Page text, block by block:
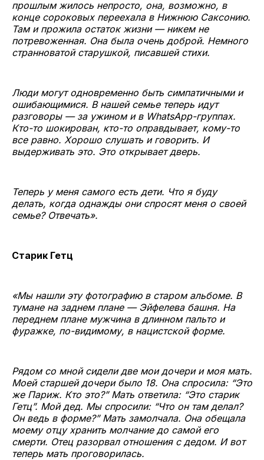
прошлым жилось непросто, она, возможно, в
конце сороковых переехала в Нижнюю Саксонию.
Там и прожила остаток жизни — никем не
потревоженная. Она была очень доброй. Немного
странноватой старушкой, писавшей стихи.
Люди могут одновременно быть симпатичными и
ошибающимися. В нашей семье теперь идут
разговоры — за ужином и в WhatsApp-группах.
Кто-то шокирован, кто-то оправдывает, кому-то
все равно. Хорошо слушать и говорить. И
выдерживать это. Это открывает дверь.
Теперь у меня самого есть дети. Что я буду
делать, когда однажды они спросят меня о своей
семье? Отвечать».
Старик Гетц
«Мы нашли эту фотографию в старом альбоме. В
тумане на заднем плане — Эйфелева башня. На
переднем плане мужчина в длинном пальто и
фуражке, по-видимому, в нацистской форме.
Рядом со мной сидели две мои дочери и моя мать.
Моей старшей дочери было 18. Она спросила: “Это
же Париж. Кто это?” Мать ответила: “Это старик
Гетц”. Мой дед. Мы спросили: “Что он там делал?
Он ведь в форме?” Мать замолчала. Она обещала
моему отцу хранить молчание до самой его
смерти. Отец разорвал отношения с дедом. И вот
теперь мать проговорилась.